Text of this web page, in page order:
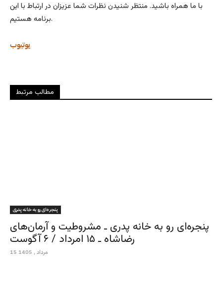
با ما همراه باشید. منتظر شنیدن نظرات شما عزیزان در ارتباط با این
برنامه هستیم.
یوتیوب
مطالب مرتبط
پنجره‌ای رو به خانه پدری
پنجره‌ای رو به خانه پدری ـ مشروطیت و آرمان‌های
رضاشاه ـ ۱۵ امرداد / ۶ آگوست
15 مرداد , 1405